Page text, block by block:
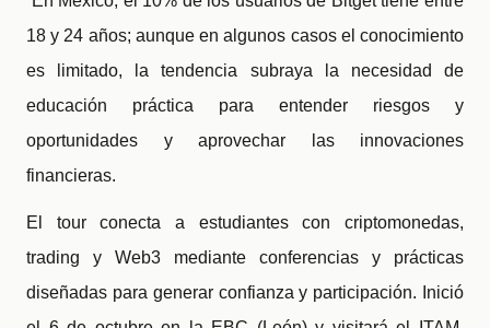
18 y 24 años; aunque en algunos casos el conocimiento
es limitado, la tendencia subraya la necesidad de
educación práctica para entender riesgos y
oportunidades y aprovechar las innovaciones
financieras.
El tour conecta a estudiantes con criptomonedas,
trading y Web3 mediante conferencias y prácticas
diseñadas para generar confianza y participación. Inició